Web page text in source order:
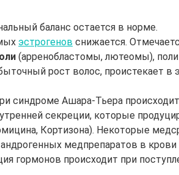
баланс остается в норме.
эстрогенов снижается.
(арренобластомы, лютеомы),
рост волос, проистекает в
синдроме Ашара-Тьера
секреции, которые
Кортизона). Некоторые
медпрепаратов в
гормонов происходит при